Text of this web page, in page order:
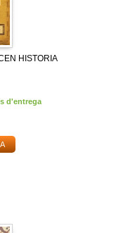
HISTORIA
d'entrega